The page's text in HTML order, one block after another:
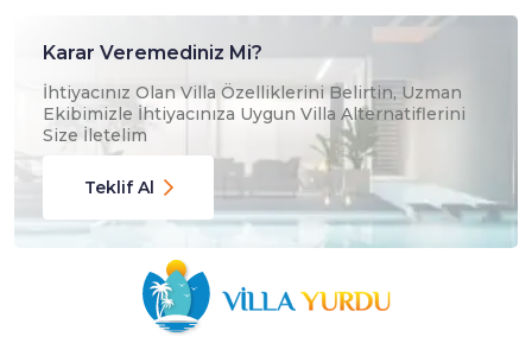
Karar Veremediniz Mi?
İhtiyacınız Olan Villa Özelliklerini Belirtin, Uzman
Ekibimizle İhtiyacınıza Uygun Villa Alternatiflerini
Size İletelim
Teklif Al